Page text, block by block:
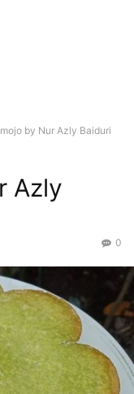
by Nur Azly Baiduri
Azly
0